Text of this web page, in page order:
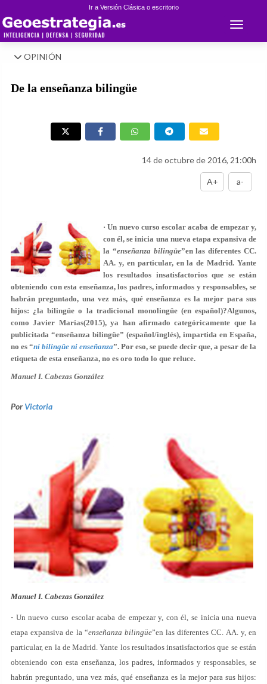
Ir a Versión Clásica o escritorio
Toggle
OPINIÓN
De la enseñanza bilingüe
14 de octubre de 2016, 21:00h
A+ a-
· Un nuevo curso escolar acaba de empezar y,
con él, se inicia una nueva etapa expansiva de
la “enseñanza bilingüe”en las diferentes CC.
AA. y, en particular, en la de Madrid. Yante
los resultados insatisfactorios que se están
obteniendo con esta enseñanza, los padres, informados y responsables, se
habrán preguntado, una vez más, qué enseñanza es la mejor para sus
hijos: ¿la bilingüe o la tradicional monolingüe (en español)?Algunos,
comoJavier Marías(2015), ya han afirmado categóricamente que la
publicitada “enseñanza bilingüe” (español/inglés), impartida en España,
no es “ni bilingüe ni enseñanza”. Por eso, se puede decir que, a pesar de la
etiqueta de esta enseñanza, no es oro todo lo que reluce.
Manuel I. Cabezas González
PorVictoria
Manuel I. Cabezas González
· Un nuevo curso escolar acaba de empezar y, con él, se inicia una nueva
etapa expansiva de la “enseñanza bilingüe”en las diferentes CC. AA. y, en
particular, en la de Madrid. Yante los resultados insatisfactorios que se están
obteniendo con esta enseñanza, los padres, informados y responsables, se
habrán preguntado, una vez más, qué enseñanza es la mejor para sus hijos: